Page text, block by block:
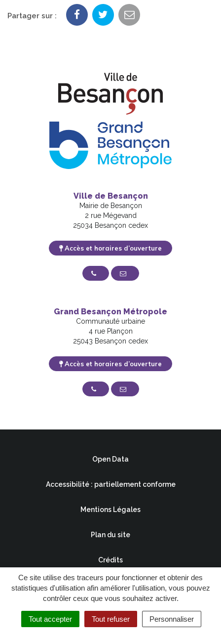
Ce site utilise des traceurs pour fonctionner et obtenir des
statistiques d'utilisation afin améliorer l'utilisation, vous pouvez
contrôler ceux que vous souhaitez activer.
Tout accepter Tout refuser Personnaliser
Besançon&moi Recherche
Partager sur :
Ville de Besançon
Mairie de Besançon
2 rue Mégevand
25034 Besançon cedex
Accès et horaires d’ouverture
03 81 61 50 50Nous contacter
Grand Besançon Métropole
Communauté urbaine
4 rue Plançon
25043 Besançon cedex
Accès et horaires d’ouverture
03 81 87 88 89Nous contacter
Open Data
Accessibilité : partiellement conforme
Mentions Légales
Plan du site
Crédits